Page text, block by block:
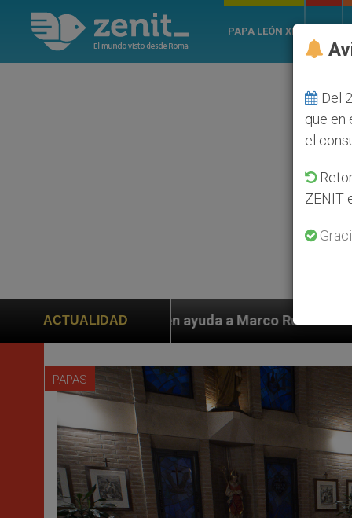
PAPA LEÓN XIV
ACTUALIDAD
a Marco Rubio ante persecución de colonos
PAPAS
Del
que en
el
ZENIT